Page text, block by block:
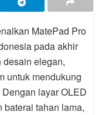
MatePad Pro
pada akhir
desain elegan,
untuk mendukung
layar OLED
baterai tahan lama,